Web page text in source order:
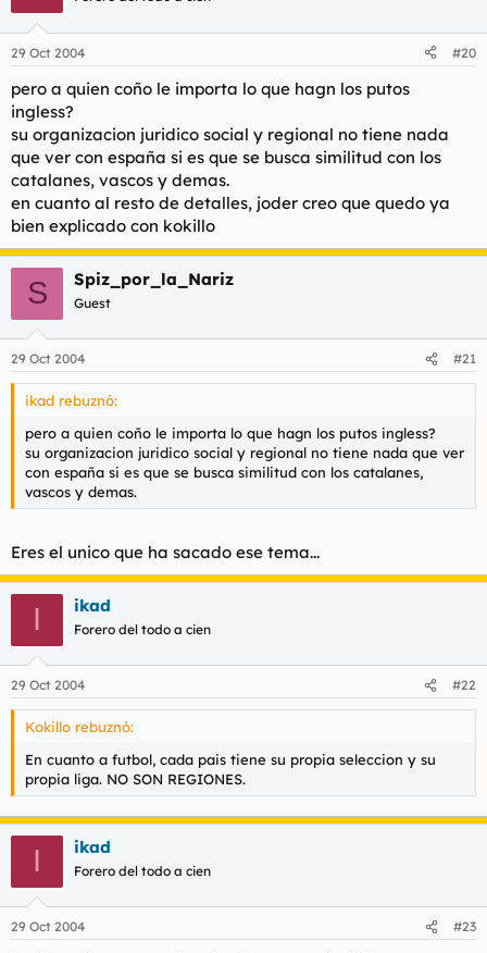
29 Oct 2004 #20
pero a quien coño le importa lo que hagn los putos
ingless?
su organizacion juridico social y regional no tiene nada
que ver con españa si es que se busca similitud con los
catalanes, vascos y demas.
en cuanto al resto de detalles, joder creo que quedo ya
bien explicado con kokillo
S Spiz_por_la_Nariz
Guest
29 Oct 2004 #21
ikad rebuznó:
pero a quien coño le importa lo que hagn los putos ingless?
su organizacion juridico social y regional no tiene nada que ver
con españa si es que se busca similitud con los catalanes,
vascos y demas.
Eres el unico que ha sacado ese tema...
I ikad
Forero del todo a cien
29 Oct 2004 #22
Kokillo rebuznó:
En cuanto a futbol, cada pais tiene su propia seleccion y su
propia liga. NO SON REGIONES.
I ikad
Forero del todo a cien
29 Oct 2004 #23